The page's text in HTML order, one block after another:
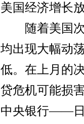
美国经济增长
随着美国次
均出现大幅动
低。在上月的
贷危机可能损
中央银行——日